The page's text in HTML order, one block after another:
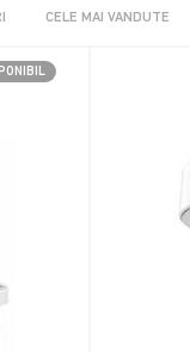
CELE MAI VANDUTE